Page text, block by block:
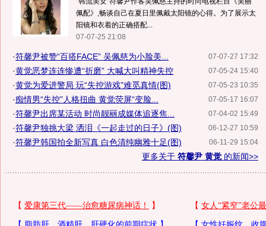
佩配》,畅谈自己在夏日里佩戴太阳镜的心得。为了展示太
阳镜和衣着的正确搭配...
07-07-25 21:08
07-07-27 17:32
·符馨尹被赞“百搭FACE” 吴佩慈为小脸美...
07-05-24 15:40
·黄觉恶梦连连惨遭“折磨” 大喊大叫精神失控
07-05-23 10:35
·黄觉为爱进警局 玩“失控游戏”难觅真情(图)
07-05-17 16:07
·痴情男“失控”人格扭曲 黄觉荧屏“变脸...
07-04-02 15:49
·符馨尹出席某活动 时尚靓丽成媒体追逐焦...
06-12-27 10:59
·符馨尹独挑大梁 洒泪《一起走过的日子》(图)
06-11-29 15:04
·符馨尹韩国拍全新写真 白色清纯幽雅十足(图)
更多关于 符馨尹 黄觉的新闻>>